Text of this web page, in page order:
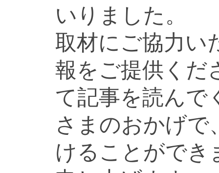
いりました。
取材にご協力い
報をご提供くだ
て記事を読んで
さまのおかげで
けることができ